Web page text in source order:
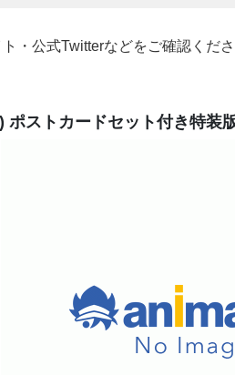
・公式Twitterなどをご確認くださ
ポストカードセット付き特装